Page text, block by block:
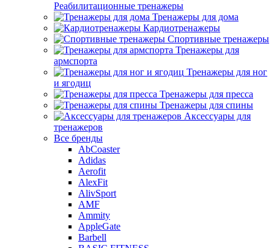
Реабилитационные тренажеры
Тренажеры для дома
Кардиотренажеры
Спортивные тренажеры
Тренажеры для
армспорта
Тренажеры для ног
и ягодиц
Тренажеры для пресса
Тренажеры для спины
Аксессуары для
тренажеров
Все бренды
AbCoaster
Adidas
Aerofit
AlexFit
AlivSport
AMF
Ammity
AppleGate
Barbell